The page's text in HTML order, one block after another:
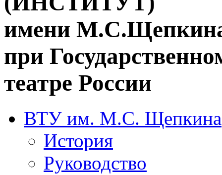
имени
при
театре России
ВТУ им. М.С. Щепкина
История
Руководство